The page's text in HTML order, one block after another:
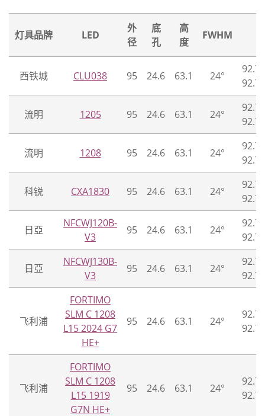
灯具品牌 LED
外
径
底
孔
高
度
FWHM
西铁城 CLU038 95 24.6 63.1 24°
流明 1205 95 24.6 63.1 24°
流明 1208 95 24.6 63.1 24°
科锐 CXA1830 95 24.6 63.1 24°
日亞
NFCWJ120B-
V3
95 24.6 63.1 24°
日亞
NFCWJ130B-
V3
95 24.6 63.1 24°
飞利浦
FORTIMO
SLM C 1208
L15 2024 G7
HE+
95 24.6 63.1 24°
飞利浦
FORTIMO
SLM C 1208
L15 1919
G7N HE+
95 24.6 63.1 24°